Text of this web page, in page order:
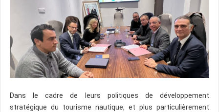
Dans le cadre de leurs politiques de développement
stratégique du tourisme nautique, et plus particulièrement